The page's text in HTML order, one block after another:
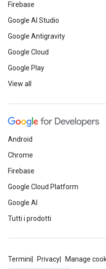
Firebase
Google AI Studio
Google Antigravity
Google Cloud
Google Play
View all
Android
Chrome
Firebase
Google Cloud Platform
Google AI
Tutti i prodotti
Termini Privacy Manage